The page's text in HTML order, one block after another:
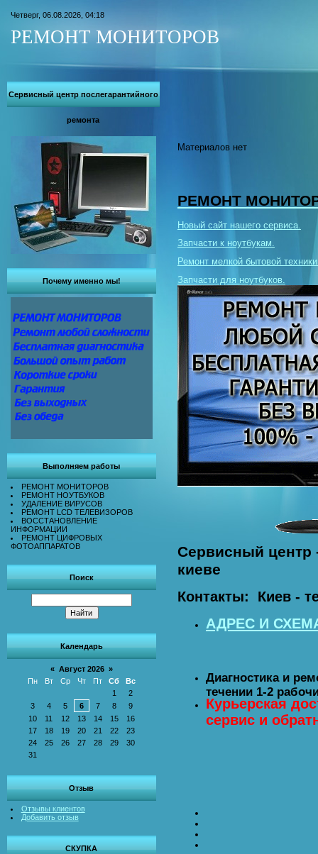
Четверг, 06.08.2026, 04:18
РЕМОНТ МОНИТОРОВ
Сервисный центр послегарантийного
ремонта
Почему именно мы!
Выполняем работы
РЕМОНТ МОНИТОРОВ
РЕМОНТ НОУТБУКОВ
УДАЛЕНИЕ ВИРУСОВ
РЕМОНТ LCD ТЕЛЕВИЗОРОВ
ВОССТАНОВЛЕНИЕ
ИНФОРМАЦИИ
РЕМОНТ ЦИФРОВЫХ
ФОТОАППАРАТОВ
Поиск
Календарь
« Август 2026 »
Пн
Вт Ср Чт Пт Сб
Вс
1
2
3
4 5 6 7 8
9
10
11 12 13 14 15
16
17
18 19 20 21 22
23
24
25 26 27 28 29
30
31
Отзыв
Отзывы клиентов
Добавить отзыв
СКУПКА
Материалов нет
РЕМОНТ
Новый сайт нашего сервиса.
Запчасти к ноутбукам.
Ремонт мелкой бытовой
Запчасти для ноутбуков.
Сервисный
киеве
Контакты: Киев -
АДРЕС И
Диагностика и
течении 1-2
Курьерская
сервис и